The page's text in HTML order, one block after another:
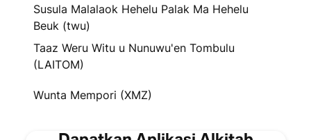
Susula Malalaok Hehelu Palak Ma Hehelu
Beuk (twu)
Taaz Weru Witu u Nunuwu'en Tombulu
(LAITOM)
Wunta Mempori (XMZ)